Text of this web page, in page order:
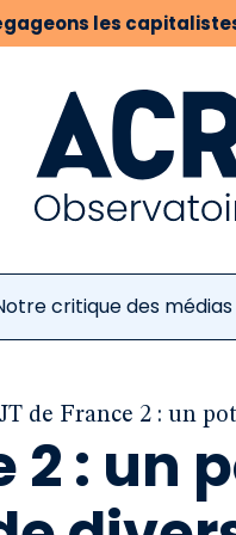
les
critique des médias
de France 2 : un
2 :